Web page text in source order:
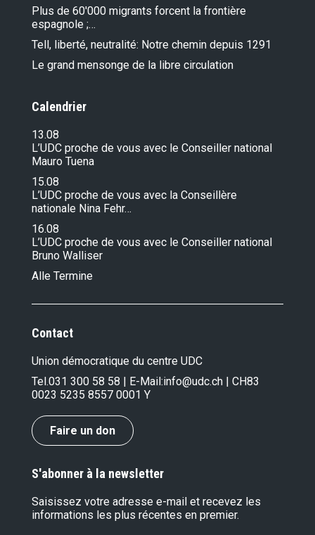
Plus de 60'000 migrants forcent la frontière
espagnole ;…
Tell, liberté, neutralité: Notre chemin depuis 1291
Le grand mensonge de la libre circulation
Calendrier
13.08
L’UDC proche de vous avec le Conseiller national
Mauro Tuena
15.08
L’UDC proche de vous avec la Conseillère
nationale Nina Fehr…
16.08
L’UDC proche de vous avec le Conseiller national
Bruno Walliser
Alle Termine
Contact
Union démocratique du centre UDC
Tel.031 300 58 58 | E-Mail:info@udc.ch | CH83
0023 5235 8557 0001 Y
Faire un don
S'abonner à la newsletter
Saisissez votre adresse e-mail et recevez les
informations les plus récentes en premier.